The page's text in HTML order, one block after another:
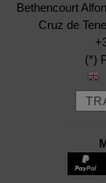
Bethencourt
Cruz de
(*)